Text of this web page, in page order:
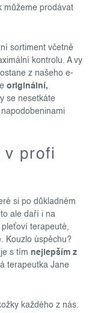
můžeme prodávat
sortiment včetně
kontrolu. A vy
z našeho e-
originální,
se nesetkáte
v profi
si po důkladném
ale daří i na
terapeuté,
Kouzlo úspěchu?
s tím nejlepším z
terapeutka Jane
každého z nás.